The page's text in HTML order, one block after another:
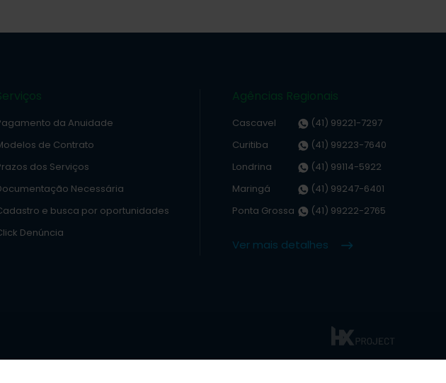
da Anuidade
de Contrato
dos Serviços
Necessária
e busca por oportunidades
Denúncia
Agências Regionais
Cascavel
(41) 99221-7297
Curitiba
(41) 99223-7640
Londrina
(41) 99114-5922
Maringá
(41) 99247-6401
Ponta Grossa
(41) 99222-2765
Ver mais detalhes